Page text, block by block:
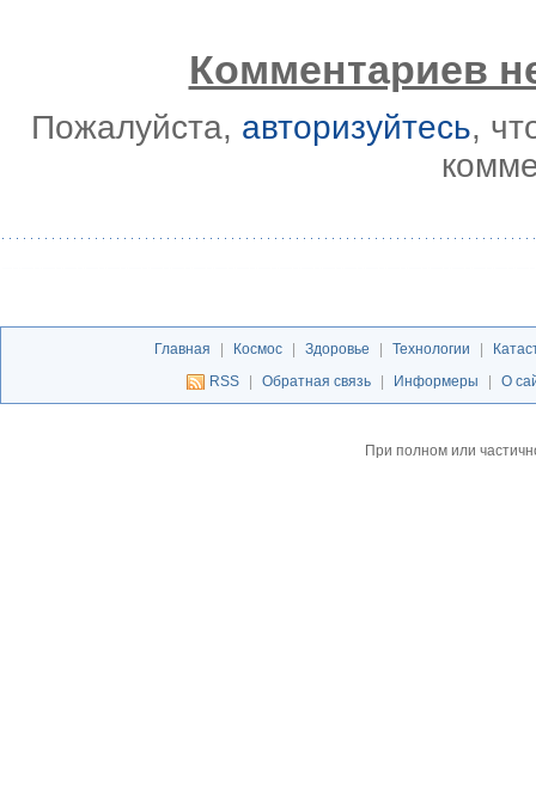
Комментариев
Пожалуйста, авторизуйтесь,
Главная | Космос | Здоровье | Технологии |
RSS
| Обратная связь | Информеры | О
При полном или